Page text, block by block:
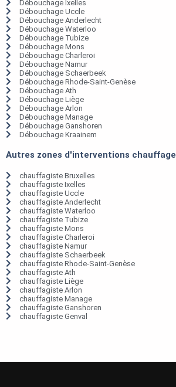
Débouchage Ixelles
Débouchage Uccle
Débouchage Anderlecht
Débouchage Waterloo
Débouchage Tubize
Débouchage Mons
Débouchage Charleroi
Débouchage Namur
Débouchage Schaerbeek
Débouchage Rhode-Saint-Genèse
Débouchage Ath
Débouchage Liège
Débouchage Arlon
Débouchage Manage
Débouchage Ganshoren
Débouchage Kraainem
Autres zones d'interventions chauffage
chauffagiste Bruxelles
chauffagiste Ixelles
chauffagiste Uccle
chauffagiste Anderlecht
chauffagiste Waterloo
chauffagiste Tubize
chauffagiste Mons
chauffagiste Charleroi
chauffagiste Namur
chauffagiste Schaerbeek
chauffagiste Rhode-Saint-Genèse
chauffagiste Ath
chauffagiste Liège
chauffagiste Arlon
chauffagiste Manage
chauffagiste Ganshoren
chauffagiste Genval